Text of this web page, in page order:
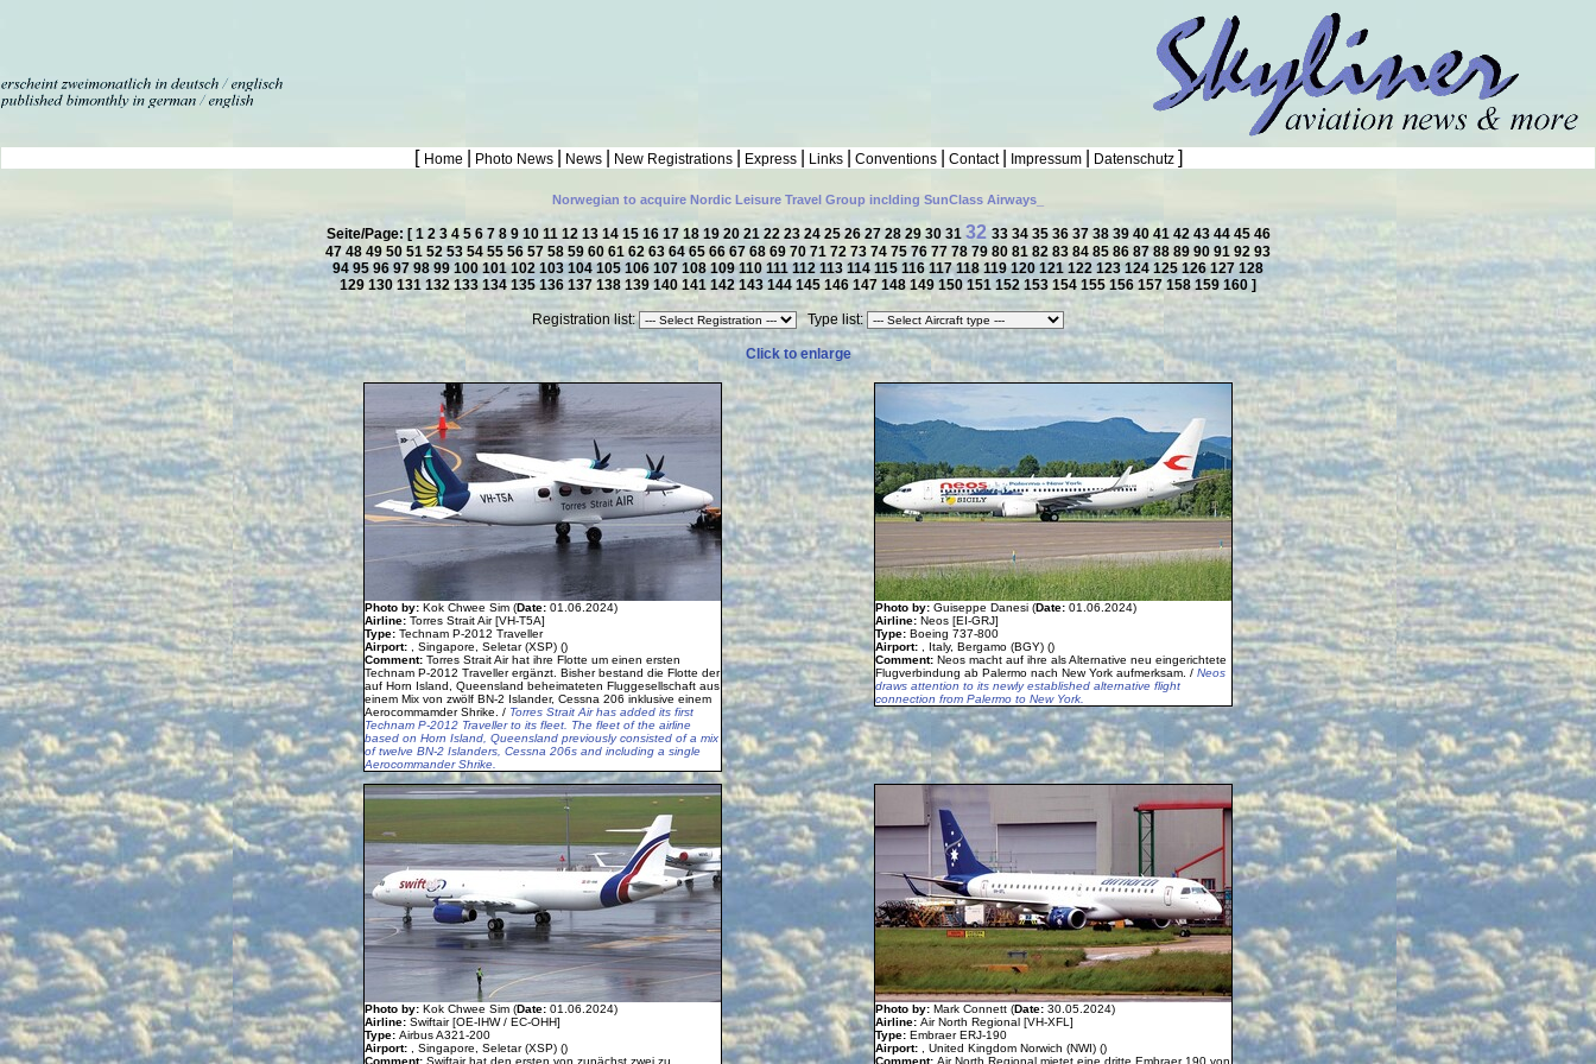
[ Home Photo News News New Registrations Express Links Conventions Contact Impressum Datenschutz ]
Norwegian to acquire Nordic Leisure Travel Group inclding SunClass Airways_
Seite/Page: [1 2 3 4 5 6 7 8 9 10 11 12 13 14 15 16 17 18 19 20 21 22 23 24 25 26 27 28 2930 31 32 33 34 35 36 37 38 39 40 41 42 43 44 45 46
4748 49 50 51 52 53 54 55 56 57 5859 60 61 62 63 6465 66 67 68 69 7071 72 73 74 75 76 77 78 79 80 81 82 83 84 85 86 8788 89 90 91 92 93
94 95 96 97 98 99100101102 103 104 105 106 107108109110 111 112 113 114 115 116117118 119120 121 122 123124 125126127 128
129 130131132133134135136 137 138 139 140141142143 144 145 146 147 148 149 150151152 153 154 155 156157 158 159 160]
Registration list: Type list:
Click to enlarge
Photo by: Kok Chwee Sim (Date: 01.06.2024)
Airline: Torres Strait Air [VH-T5A]
Type: Technam P-2012 Traveller
Airport:
, Singapore, Seletar (XSP) ()
Comment: Torres Strait Air hat ihre Flotte um einen ersten
Technam P-2012 Traveller ergänzt. Bisher bestand die Flotte der
auf Horn Island, Queensland beheimateten Fluggesellschaft aus
einem Mix von zwölf BN-2 Islander, Cessna 206 inklusive einem
Aerocommamder Shrike. / Torres Strait Air has added its first
Technam P-2012 Traveller to its fleet. The fleet of the airline
based on Horn Island, Queensland previously consisted of a mix
of twelve BN-2 Islanders, Cessna 206s and including a single
Aerocommander Shrike.
Photo by: Guiseppe Danesi (Date: 01.06.2024)
Airline: Neos [EI-GRJ]
Type: Boeing 737-800
Airport:
, Italy, Bergamo (BGY) ()
Comment: Neos macht auf ihre als Alternative neu eingerichtete
Flugverbindung ab Palermo nach New York aufmerksam. / Neos
draws attention to its newly established alternative flight
connection from Palermo to New York.
Photo by: Kok Chwee Sim (Date: 01.06.2024)
Airline: Swiftair [OE-IHW / EC-OHH]
Type: Airbus A321-200
Airport:
, Singapore, Seletar (XSP) ()
Comment: Swiftair hat den ersten von zunächst zwei zu
Photo by: Mark Connett (Date: 30.05.2024)
Airline: Air North Regional [VH-XFL]
Type: Embraer ERJ-190
Airport:
, United Kingdom Norwich (NWI) ()
Comment: Air North Regional mietet eine dritte Embraer 190 von